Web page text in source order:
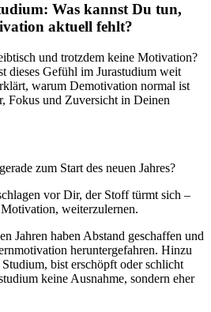
Was kannst Du tun,
aktuell fehlt?
und trotzdem keine Motivation?
dieses Gefühl im Jurastudium weit
warum Demotivation normal ist
Fokus und Zuversicht in Deinen
zum Start des neuen Jahres?
vor Dir, der Stoff türmt sich –
weiterzulernen.
Jahren haben Abstand geschaffen und
heruntergefahren. Hinzu
bist erschöpft oder schlicht
keine Ausnahme, sondern eher